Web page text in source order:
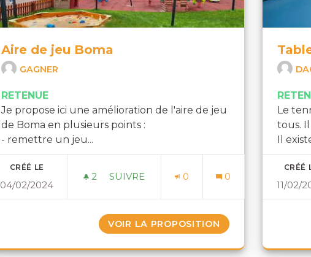
Aire de jeu Boma
GAGNER
RETENUE
Je propose ici une amélioration de l'aire de jeu
de Boma en plusieurs points :
- remettre un jeu...
CRÉÉ LE
04/02/2024
2 2 ABONNÉS
SUIVRE 0 0
VOIR LA PROPOSITION AIRE DE JEU BOMA
Le
tous.
Il
CRÉÉ
11/02/